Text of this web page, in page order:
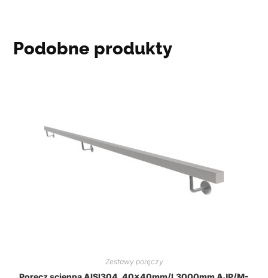
Podobne produkty
Zestawy poręczy